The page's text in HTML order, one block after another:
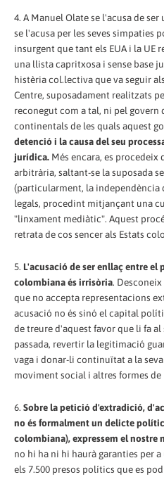
4. A Manuel Olate se l'acusa de ser
se l'acusa per les seves simpaties
insurgent que tant els EUA i la UE
una llista capritxosa i sense base
histèria col.lectiva que va seguir
Centre, suposadament realitzats
reconegut com a tal, ni pel govern
continentals de les quals aquest
detenció i la causa del seu
jurídica. Més encara, es
arbitrària, saltant-se la suposada
(particularment, la independència
legals, procedint mitjançant una
"linxament mediàtic". Aquest
retrata de cos sencer als Estats
5. L'acusació de ser enllaç entre
colombiana és irrisòria.
que no accepta representacions
acusació no és sinó el capital
de treure d'aquest favor que li fa
passada, revertir la legitimació
vaga i donar-li continuïtat a la
moviment social i altres formes
6. Sobre la petició d'extradició,
no és formalment un delicte
colombiana), expressem el nostre
no hi ha ni hi haurà garanties per
els 7.500 presos polítics que es